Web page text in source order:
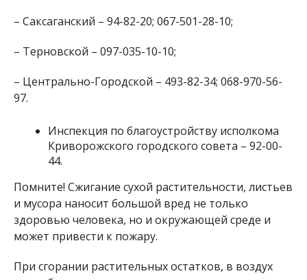
– Саксаганский – 94-82-20; 067-501-28-10;
– Терновской – 097-035-10-10;
– Центрально-Городской – 493-82-34; 068-970-56-
97.
Инспекция по благоустройству исполкома
Криворожского городского совета – 92-00-
44.
Помните! Сжигание сухой растительности, листьев
и мусора наносит большой вред не только
здоровью человека, но и окружающей среде и
может привести к пожару.
При сгорании растительных остатков, в воздух